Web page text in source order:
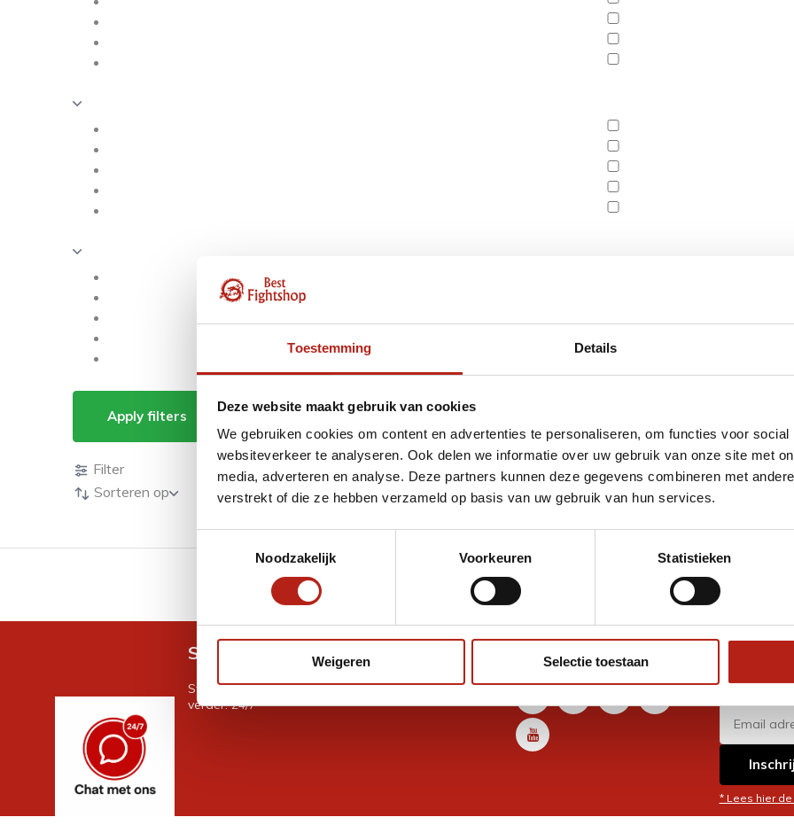
Toestemming Details
Deze website maakt gebruik van cookies
We gebruiken cookies om content en advertenties te personaliseren, om functies voor
websiteverkeer te analyseren. Ook delen we informatie over uw gebruik van onze site met
media, adverteren en analyse. Deze partners kunnen deze gegevens combineren met
verstrekt of die ze hebben verzameld op basis van uw gebruik van hun services.
Noodzakelijk
Voorkeuren Statistieken
Weigeren Selectie toestaan
Apply filters Producten getagd met 14 oz
Producten
Filter
Sorteren op
GRATIS verzending v.a €75 Eenvoudig ruilen of retour
Snel antwoord op je vraag?
Stel je vraag in de chat, en we helpen je graag
verder. 24/7
Volg ons
* Lees hier